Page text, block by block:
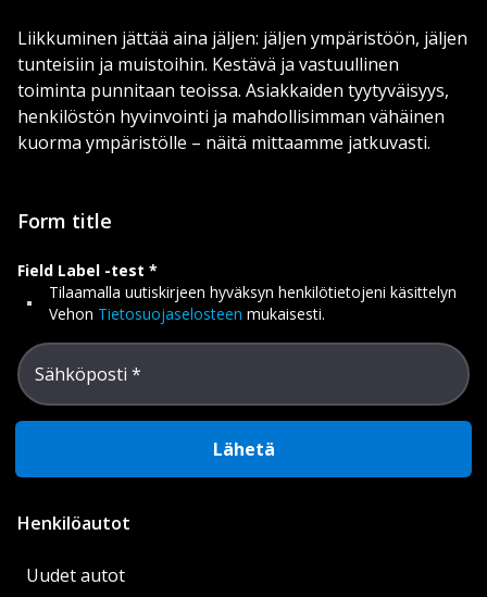
Liikkuminen jättää aina jäljen: jäljen ympäristöön, jäljen
tunteisiin ja muistoihin. Kestävä ja vastuullinen
toiminta punnitaan teoissa. Asiakkaiden tyytyväisyys,
henkilöstön hyvinvointi ja mahdollisimman vähäinen
kuorma ympäristölle – näitä mittaamme jatkuvasti.
Form title
Field Label -test
Tilaamalla uutiskirjeen hyväksyn henkilötietojeni käsittelyn
Vehon Tietosuojaselosteen mukaisesti.
Sähköposti
Lähetä
Henkilöautot
Uudet autot